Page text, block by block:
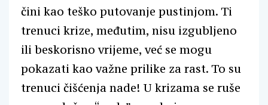
čini kao teško putovanje pustinjom. Ti
trenuci krize, međutim, nisu izgubljeno
ili beskorisno vrijeme, već se mogu
pokazati kao važne prilike za rast. To su
trenuci čišćenja nade! U krizama se ruše